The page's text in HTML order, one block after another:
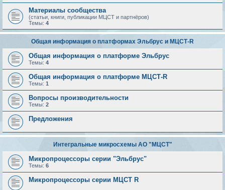
Материалы сообщества
(статьи, книги, публикации МЦСТ и партнёров)
Темы: 4
Общая информация о платформах Эльбрус и МЦСТ-R
Общая информация о платформе Эльбрус
Темы: 4
Общая информация о платформе МЦСТ-R
Темы: 1
Вопросы производительности
Темы: 2
Предложения
Интегральные микросхемы АО "МЦСТ"
Микропроцессоры серии "Эльбрус"
Темы: 6
Микропроцессоры серии МЦСТ R